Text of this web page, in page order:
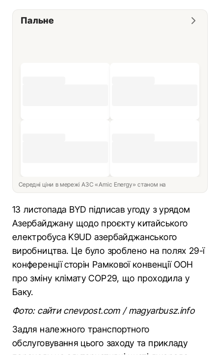
Пальне
Середні ціни в мережі АЗС «Amic Energy» станом на
13 листопада BYD підписав угоду з урядом
Азербайджану щодо проєкту китайського
електробуса K9UD азербайджанського
виробництва. Це було зроблено на полях 29-ї
конференції сторін Рамкової конвенції ООН
про зміну клімату COP29, що проходила у
Баку.
Фото: сайти cnevpost.com / magyarbusz.info
Задля належного транспортного
обслуговування цього заходу та прикладу